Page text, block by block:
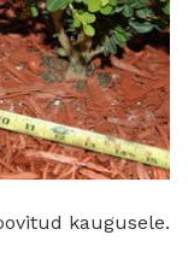
kaugusele.